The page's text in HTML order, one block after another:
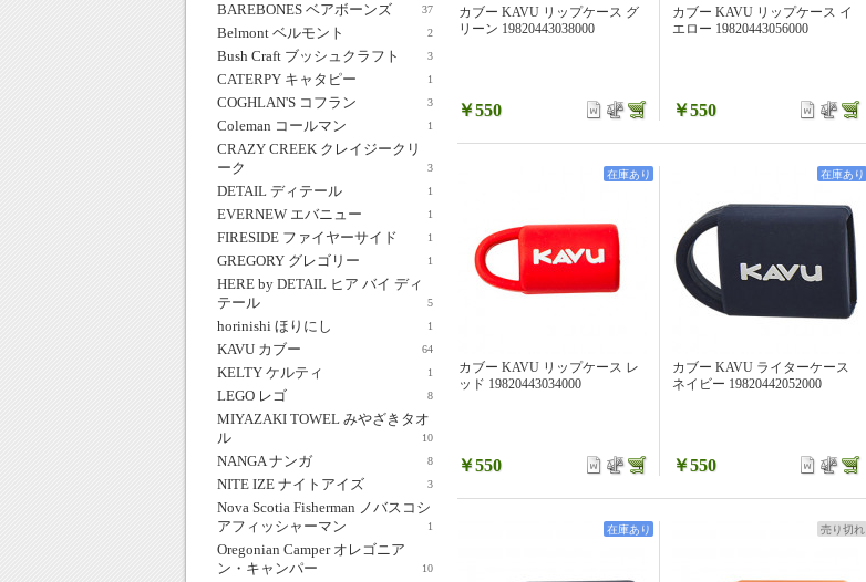
カブー KAVU リップケース グ
リーン 19820443038000
￥550
カブー KAVU リップケース イ
エロー 19820443056000
￥550
カブー KAVU リップケース レ
ッド 19820443034000
￥550
在庫あり
カブー KAVU ライターケース
ネイビー 19820442052000
￥550
在庫あり
在庫あり 売り切れ
BAREBONES ベアボーンズ 37
Belmont ベルモント 2
Bush Craft ブッシュクラフト 3
CATERPY キャタピー 1
COGHLAN'S コフラン 3
Coleman コールマン 1
CRAZY CREEK クレイジークリ
ーク
3
DETAIL ディテール 1
EVERNEW エバニュー 1
FIRESIDE ファイヤーサイド 1
GREGORY グレゴリー 1
HERE by DETAIL ヒア バイ ディ
テール
5
horinishi ほりにし 1
KAVU カブー 64
KELTY ケルティ 1
LEGO レゴ 8
MIYAZAKI TOWEL みやざきタオ
ル
10
NANGA ナンガ 8
NITE IZE ナイトアイズ 3
Nova Scotia Fisherman ノバスコシ
アフィッシャーマン
1
Oregonian Camper オレゴニア
ン・キャンパー
10